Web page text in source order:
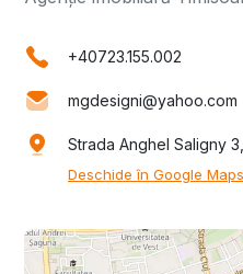
+40723.155.002
mgdesigni@yahoo.com
Strada Anghel Saligny
Deschide în Google Maps